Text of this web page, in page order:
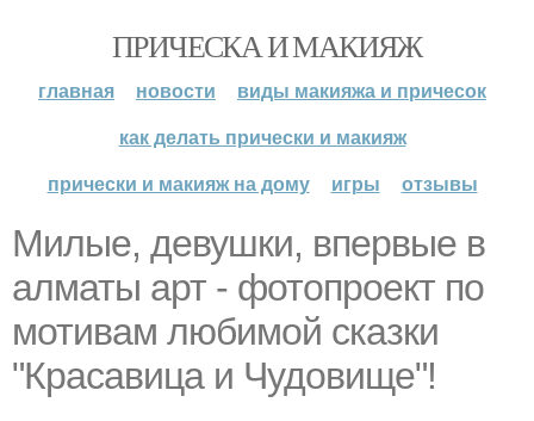
ПРИЧЕСКА И МАКИЯЖ
главная новости
виды макияжа и причесок
как делать прически и макияж
прически и макияж на дому
игры отзывы
Милые, девушки, впервые в
алматы арт - фотопроект по
мотивам любимой сказки
"Красавица и Чудовище"!